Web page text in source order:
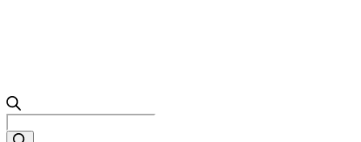
Products
search